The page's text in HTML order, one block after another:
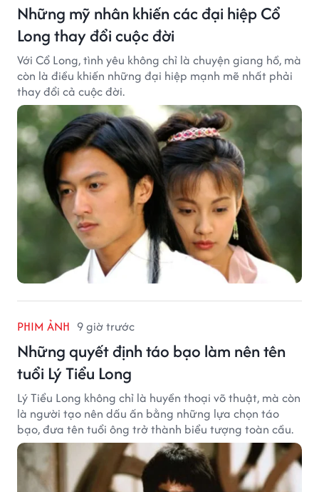
Những mỹ nhân khiến các đại hiệp Cổ
Long thay đổi cuộc đời
Với Cổ Long, tình yêu không chỉ là chuyện giang hồ, mà
còn là điều khiến những đại hiệp mạnh mẽ nhất phải
thay đổi cả cuộc đời.
PHIM ẢNH 9 giờ trước
Những quyết định táo bạo làm nên tên
tuổi Lý Tiểu Long
Lý Tiểu Long không chỉ là huyền thoại võ thuật, mà còn
là người tạo nên dấu ấn bằng những lựa chọn táo
bạo, đưa tên tuổi ông trở thành biểu tượng toàn cầu.